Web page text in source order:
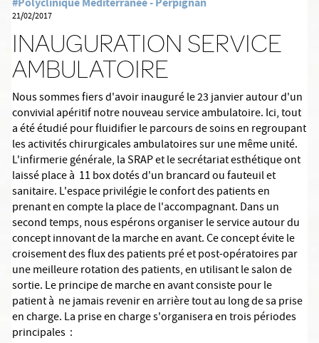
21/02/2017
INAUGURATION SERVICE
AMBULATOIRE
Nous sommes fiers d'avoir inauguré le 23 janvier autour d'un
convivial apéritif notre nouveau service ambulatoire. Ici, tout
a été étudié pour fluidifier le parcours de soins en regroupant
les activités chirurgicales ambulatoires sur une même unité.
L'infirmerie générale, la SRAP et le secrétariat esthétique ont
laissé place à 11 box dotés d'un brancard ou fauteuil et
sanitaire. L'espace privilégie le confort des patients en
prenant en compte la place de l'accompagnant. Dans un
second temps, nous espérons organiser le service autour du
concept innovant de la marche en avant. Ce concept évite le
croisement des flux des patients pré et post-opératoires par
une meilleure rotation des patients, en utilisant le salon de
sortie. Le principe de marche en avant consiste pour le
patient à ne jamais revenir en arrière tout au long de sa prise
en charge. La prise en charge s'organisera en trois périodes
principales :